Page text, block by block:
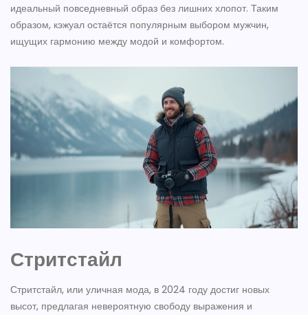
идеальный повседневный образ без лишних хлопот. Таким
образом, кэжуал остаётся популярным выбором мужчин,
ищущих гармонию между модой и комфортом.
Стритстайл
Стритстайл, или уличная мода, в 2024 году достиг новых
высот, предлагая невероятную свободу выражения и